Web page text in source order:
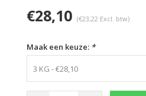
€28,10 (€23,22 Excl. btw)
Maak een keuze: *
3 KG - €28,10